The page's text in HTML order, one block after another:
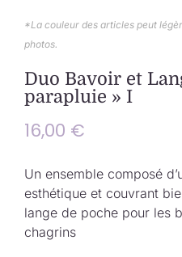
*La couleur des articles peut
photos.
Duo Bavoir et
parapluie » I
16,00 €
Un ensemble composé
esthétique et couvrant
lange de poche pour les
chagrins